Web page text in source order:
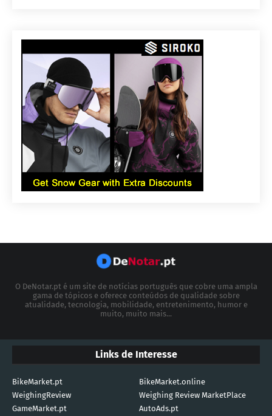
O DeNotar.pt é um site de notícias português que cobre uma ampla
gama de tópicos e oferece conteúdos de qualidade sobre
atualidade, tecnologia, mobilidade, entretenimento, humor e
muito, muito mais...
Links de Interesse
BikeMarket.pt
BikeMarket.online
WeighingReview
Weighing Review MarketPlace
GameMarket.pt
AutoAds.pt